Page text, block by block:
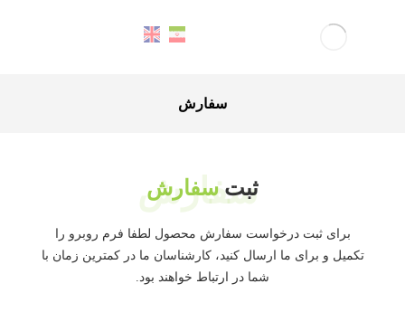
سفارش
سفارش
ثبت سفارش
برای ثبت درخواست سفارش محصول لطفا فرم روبرو را
تکمیل و برای ما ارسال کنید، کارشناسان ما در کمترین زمان با
شما در ارتباط خواهند بود.